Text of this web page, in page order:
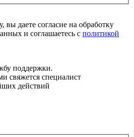
даете согласие на обработку
и соглашаетесь с политикой
поддержки.
свяжется специалист
действий